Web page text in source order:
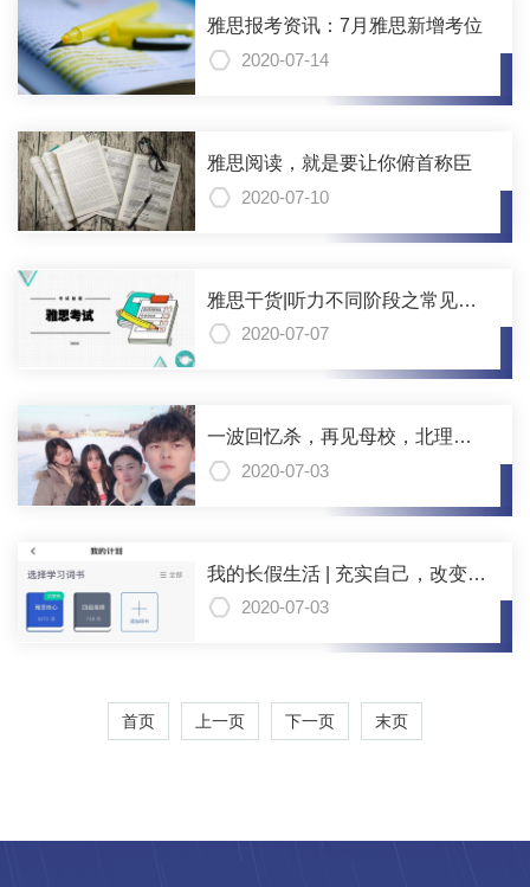
雅思报考资讯：7月雅思新增考位
2020-07-14
雅思阅读，就是要让你俯首称臣
2020-07-10
雅思干货|听力不同阶段之常见问
题分析2020-07-07
一波回忆杀，再见母校，北理是
我们永远的家
2020-07-03
我的长假生活 | 充实自己，改变自
己
2020-07-03
首页 上一页 下一页 末页